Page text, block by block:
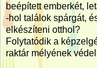
beépített emberkét,
-hol találok spárgát,
elkészíteni otthol?
Folytatódik a
raktár mélyének